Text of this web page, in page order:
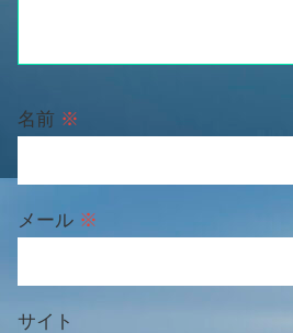
名前 ※
メール ※
サイト